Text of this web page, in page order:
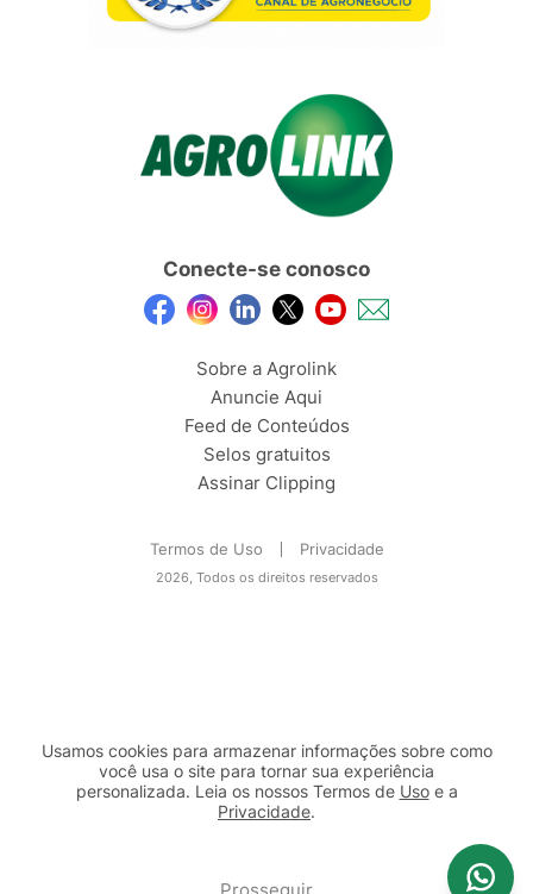
Conecte-se conosco
Sobre a Agrolink
Anuncie Aqui
Feed de Conteúdos
Selos gratuitos
Assinar Clipping
Termos de Uso Privacidade
2026, Todos os direitos reservados
Usamos cookies para armazenar informações sobre como
você usa o site para tornar sua experiência
personalizada. Leia os nossos Termos de Usoe a
Privacidade.